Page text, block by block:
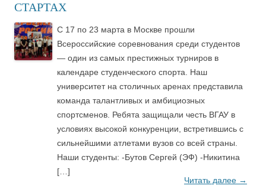
СТАРТАХ
С 17 по 23 марта в Москве прошли
Всероссийские соревнования среди студентов
— один из самых престижных турниров в
календаре студенческого спорта. Наш
университет на столичных аренах представила
команда талантливых и амбициозных
спортсменов. Ребята защищали честь ВГАУ в
условиях высокой конкуренции, встретившись с
сильнейшими атлетами вузов со всей страны.
Наши студенты: -Бутов Сергей (ЭФ) -Никитина
[…]
Читать далее →